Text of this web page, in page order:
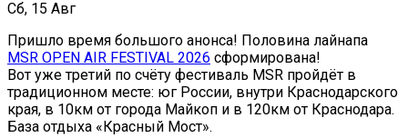
Сб, 15 Авг
Пришло время большого анонса! Половина лайнапа
MSR OPEN AIR FESTIVAL 2026 сформирована!
Вот уже третий по счёту фестиваль MSR пройдёт в
традиционном месте: юг России, внутри Краснодарского
края, в 10км от города Майкоп и в 120км от Краснодара.
База отдыха «Красный Мост».